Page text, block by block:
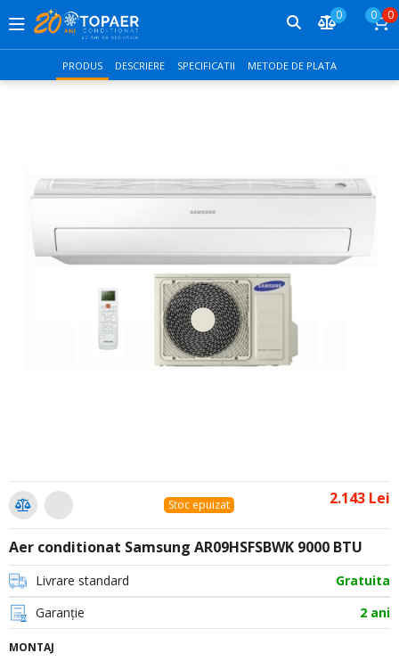
0 0 0
PRODUS DESCRIERE SPECIFICATII METODE DE PLATA
Stoc epuizat 2.143 Lei
Aer conditionat Samsung AR09HSFSBWK 9000 BTU
Livrare standard
Gratuita
Garanție
2 ani
MONTAJ